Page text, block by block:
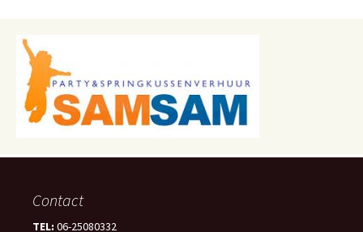
Contact
TEL: 06-25080332